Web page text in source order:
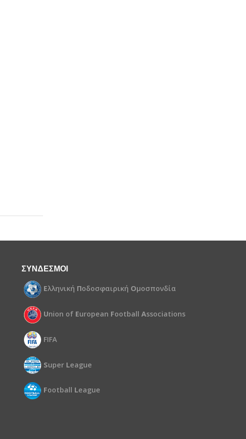
ΣΥΝΔΕΣΜΟΙ
Ελληνική Ποδοσφαιρική Ομοσπονδία
Union of European Football Associations
FIFA
Super League
Football League